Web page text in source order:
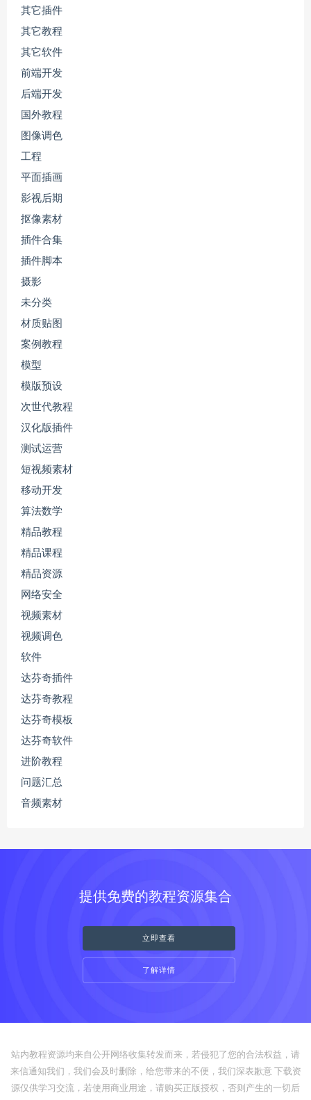
其它插件
其它教程
其它软件
前端开发
后端开发
国外教程
图像调色
工程
平面插画
影视后期
抠像素材
插件合集
插件脚本
摄影
未分类
材质贴图
案例教程
模型
模版预设
次世代教程
汉化版插件
测试运营
短视频素材
移动开发
算法数学
精品教程
精品课程
精品资源
网络安全
视频素材
视频调色
软件
达芬奇插件
达芬奇教程
达芬奇模板
达芬奇软件
进阶教程
问题汇总
音频素材
提供免费的教程资源集合
立即查看
了解详情
站内教程资源均来自公开网络收集转发而来，若侵犯了您的合法权益，请
来信通知我们，我们会及时删除，给您带来的不便，我们深表歉意 下载资
源仅供学习交流，若使用商业用途，请购买正版授权，否则产生的一切后